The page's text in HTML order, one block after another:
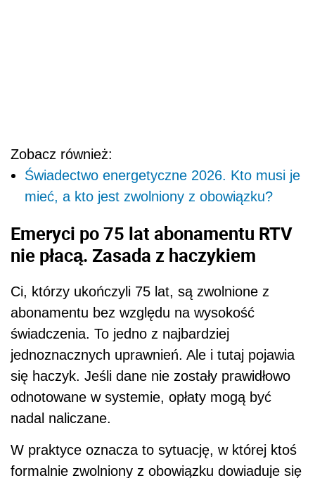
Zobacz również:
Świadectwo energetyczne 2026. Kto musi je
mieć, a kto jest zwolniony z obowiązku?
Emeryci po 75 lat abonamentu RTV
nie płacą. Zasada z haczykiem
Ci, którzy ukończyli 75 lat, są zwolnione z
abonamentu bez względu na wysokość
świadczenia. To jedno z najbardziej
jednoznacznych uprawnień. Ale i tutaj pojawia
się haczyk. Jeśli dane nie zostały prawidłowo
odnotowane w systemie, opłaty mogą być
nadal naliczane.
W praktyce oznacza to sytuację, w której ktoś
formalnie zwolniony z obowiązku dowiaduje się